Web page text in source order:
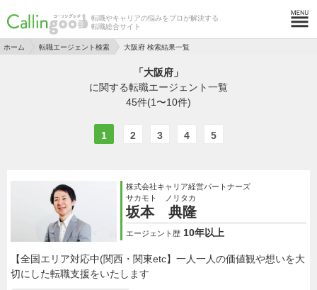
転職やキャリアの悩みをプロが解決する
転職総合サイト
ホーム 転職エージェント検索 大阪府 検索結果一覧
「大阪府」
に関する転職エージェント一覧
45件(1〜10件)
1 2 3 4 5
株式会社キャリア経営パートナーズ
サカモト ノリタカ
坂本 典隆
エージェント歴 10年以上
【全国エリア対応中(関西・関東etc】一人一人の価値観や想いを大
切にした転職支援をいたします